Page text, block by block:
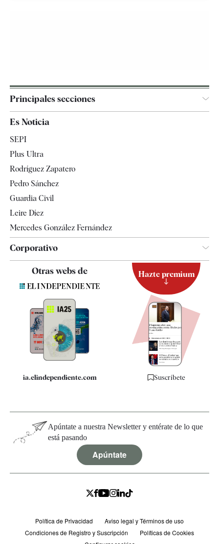
Principales secciones
Televisión
Es Noticia
SEPI
Plus Ultra
Rodríguez Zapatero
Pedro Sánchez
Guardia Civil
Leire Díez
Mercedes González Fernández
Corporativo
Quiénes somos
Especificaciones
Otras webs de
ia.elindependiente.com
Hazte premium
Suscríbete
Apúntate a nuestra Newsletter y entérate de lo que
está pasando
Apúntate
Política de Privacidad
Aviso legal y Términos de uso
Condiciones de Registro y Suscripción
Políticas de Cookies